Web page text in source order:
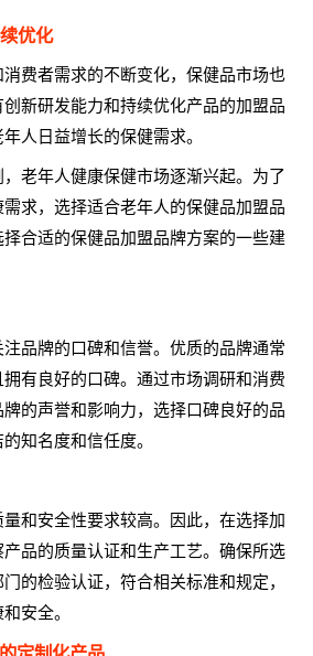
优化
费者需求的不断变化，保健品市场也
新研发能力和持续优化产品的加盟品
人日益增长的保健需求。
老年人健康保健市场逐渐兴起。为了
求，选择适合老年人的保健品加盟品
合适的保健品加盟品牌方案的一些建
品牌的口碑和信誉。优质的品牌通常
有良好的口碑。通过市场调研和消费
的声誉和影响力，选择口碑良好的品
知名度和信任度。
和安全性要求较高。因此，在选择加
品的质量认证和生产工艺。确保所选
的检验认证，符合相关标准和规定，
安全。